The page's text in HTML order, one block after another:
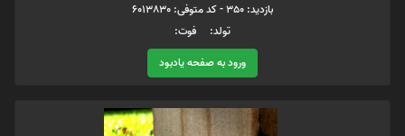
بازدید: 350 - کد متوفی: 6013830
تولد: فوت:
ورود به صفحه یادبود